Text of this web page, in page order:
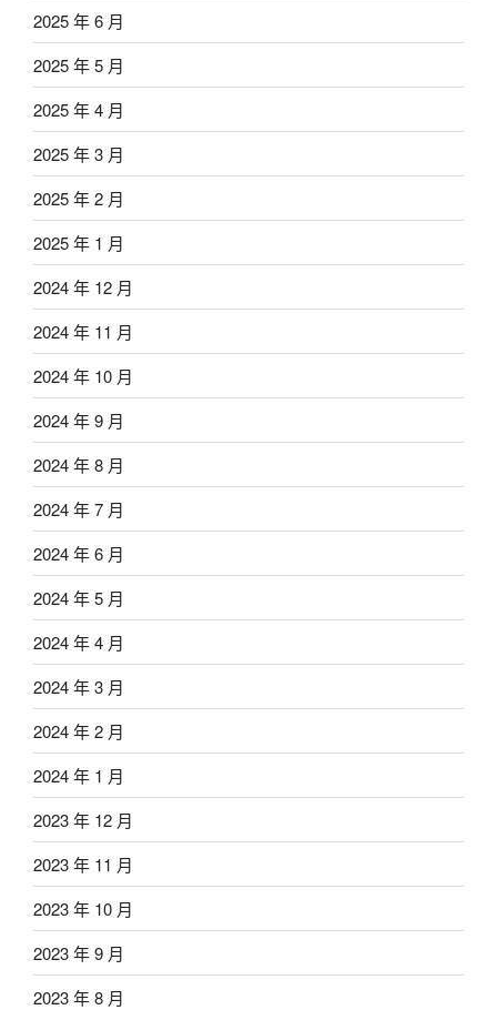
2025 年 6 月
2025 年 5 月
2025 年 4 月
2025 年 3 月
2025 年 2 月
2025 年 1 月
2024 年 12 月
2024 年 11 月
2024 年 10 月
2024 年 9 月
2024 年 8 月
2024 年 7 月
2024 年 6 月
2024 年 5 月
2024 年 4 月
2024 年 3 月
2024 年 2 月
2024 年 1 月
2023 年 12 月
2023 年 11 月
2023 年 10 月
2023 年 9 月
2023 年 8 月